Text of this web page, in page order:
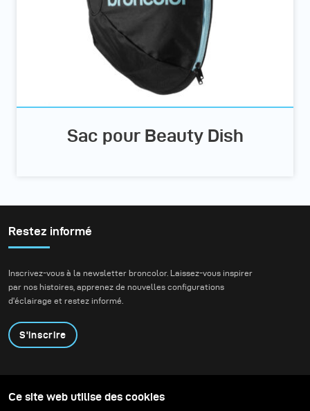
Sac pour Beauty Dish
Restez informé
Inscrivez-vous à la newsletter broncolor. Laissez-vous inspirer
par nos histoires, apprenez de nouvelles configurations
d'éclairage et restez informé.
S'inscrire
Contactez-nous
Technologies
Ce site web utilise des cookies